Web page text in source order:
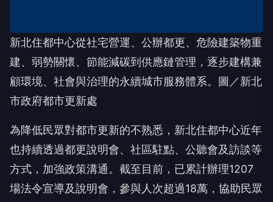
新北住都中心從社宅營運、公辦都更、危險建築物重
建、弱勢關懷、節能減碳到供應鏈管理，逐步建構兼
顧環境、社會與治理的永續城市服務體系。圖／新北
市政府都市更新處
為降低民眾對都市更新的不熟悉，新北住都中心近年
也持續透過都更說明會、社區駐點、公聽會及訪談等
方式，加強政策溝通。截至目前，已累計辦理1207
場法令宣導及說明會，參與人次超過18萬，協助民眾